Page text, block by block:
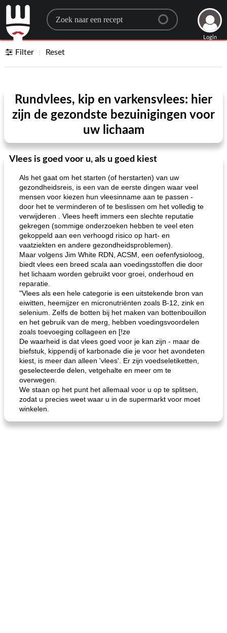
Search for a recipe
Login
Filter Reset
Rundvlees, kip en varkensvlees: hier
zijn de gezondste bezuinigingen voor
uw lichaam
Vlees is goed voor u, als u goed kiest
Als het gaat om het starten (of herstarten) van uw
gezondheidsreis, is een van de eerste dingen waar veel
mensen voor kiezen hun vleesinname aan te passen -
door het te verminderen of te beslissen om het volledig te
verwijderen . Vlees heeft immers een slechte reputatie
gekregen (sommige onderzoeken hebben te veel eten
gekoppeld aan een verhoogd risico op hart- en
vaatziekten en andere gezondheidsproblemen).
Maar volgens Jim White RDN, ACSM, een oefenfysioloog,
biedt vlees een breed scala aan voedingsstoffen die door
het lichaam worden gebruikt voor groei, onderhoud en
reparatie.
"Vlees als een hele categorie is een uitstekende bron van
eiwitten, heemijzer en micronutriënten zoals B-12, zink en
selenium. Zelfs de botten bij het maken van bottenbouillon
en het gebruik van de merg, hebben voedingsvoordelen
zoals toevoeging collageen en [!ze
De waarheid is dat vlees goed voor je kan zijn - maar de
biefstuk, kippendij of karbonade die je voor het avondeten
kiest, is meer dan alleen 'vlees'. Er zijn voedseletiketten,
geselecteerde delen, vetgehalte en meer om te
overwegen.
We staan ​​op het punt het allemaal voor u op te splitsen,
zodat u precies weet waar u in de supermarkt voor moet
winkelen.